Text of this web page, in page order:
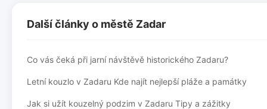
Další články o městě Zadar
Co vás čeká při jarní návštěvě historického Zadaru?
Letní kouzlo v Zadaru Kde najít nejlepší pláže a památky
Jak si užít kouzelný podzim v Zadaru Tipy a zážitky